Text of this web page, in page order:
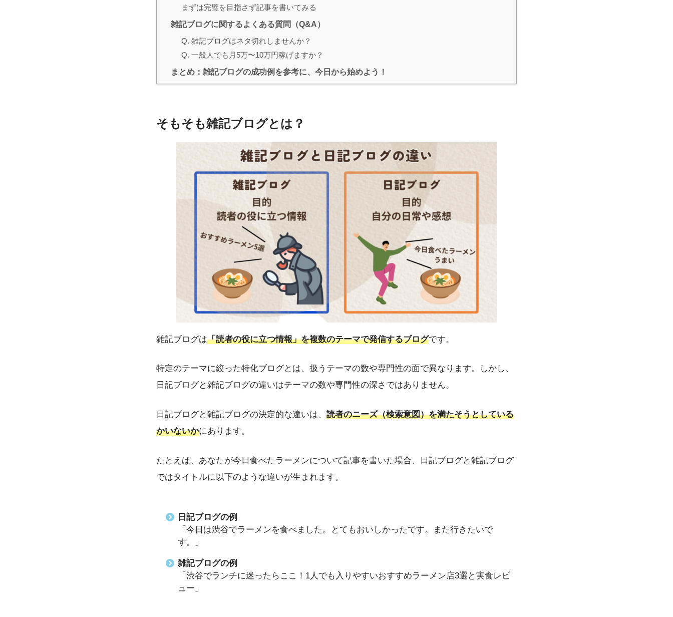
まずは完璧を目指さず記事を書いてみる
雑記ブログに関するよくある質問（Q&A）
Q. 雑記ブログはネタ切れしませんか？
Q. 一般人でも月5万〜10万円稼げますか？
まとめ：雑記ブログの成功例を参考に、今日から始めよう！
そもそも雑記ブログとは？
雑記ブログは「読者の役に立つ情報」を複数のテーマで発信するブログです。
特定のテーマに絞った特化ブログとは、扱うテーマの数や専門性の面で異なります。しかし、
日記ブログと雑記ブログの違いはテーマの数や専門性の深さではありません。
日記ブログと雑記ブログの決定的な違いは、 読者のニーズ（検索意図）を満たそうとしている
かいないかにあります。
たとえば、あなたが今日食べたラーメンについて記事を書いた場合、日記ブログと雑記ブログ
ではタイトルに以下のような違いが生まれます。
日記ブログの例
「今日は渋谷でラーメンを食べました。とてもおいしかったです。また行きたいで
す。」
雑記ブログの例
「渋谷でランチに迷ったらここ！1人でも入りやすいおすすめラーメン店3選と実食レビ
ュー」